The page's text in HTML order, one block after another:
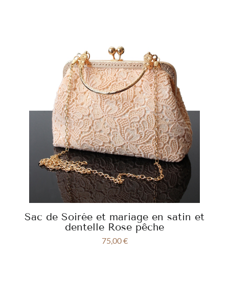
Sac de Soirée et mariage en satin et
dentelle Rose pêche
75,00€